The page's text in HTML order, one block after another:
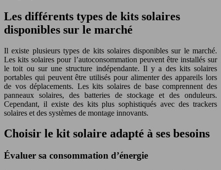
Les différents types de kits solaires
disponibles sur le marché
Il existe plusieurs types de kits solaires disponibles sur le marché.
Les kits solaires pour l’autoconsommation peuvent être installés sur
le toit ou sur une structure indépendante. Il y a des kits solaires
portables qui peuvent être utilisés pour alimenter des appareils lors
de vos déplacements. Les kits solaires de base comprennent des
panneaux solaires, des batteries de stockage et des onduleurs.
Cependant, il existe des kits plus sophistiqués avec des trackers
solaires et des systèmes de montage innovants.
Choisir le kit solaire adapté à ses besoins
Évaluer sa consommation d’énergie